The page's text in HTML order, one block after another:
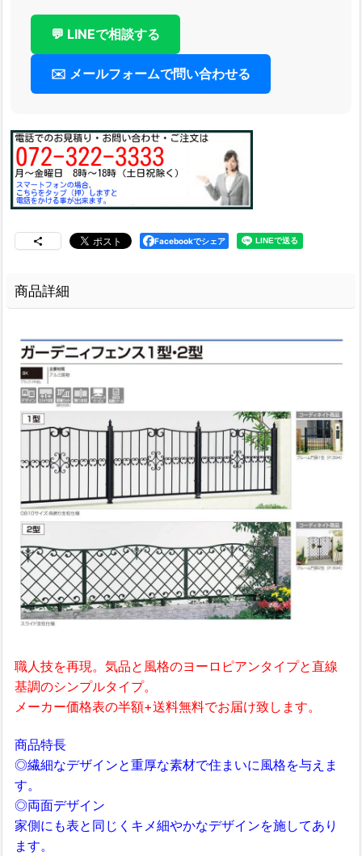
💬 LINEで相談する
✉️ メールフォームで問い合わせる
Facebookでシェア
商品詳細
職人技を再現。気品と風格のヨーロピアンタイプと直線
基調のシンプルタイプ。
メーカー価格表の半額+送料無料でお届け致します。
商品特長
◎繊細なデザインと重厚な素材で住まいに風格を与えま
す。
◎両面デザイン
家側にも表と同じくキメ細やかなデザインを施してあり
ます。